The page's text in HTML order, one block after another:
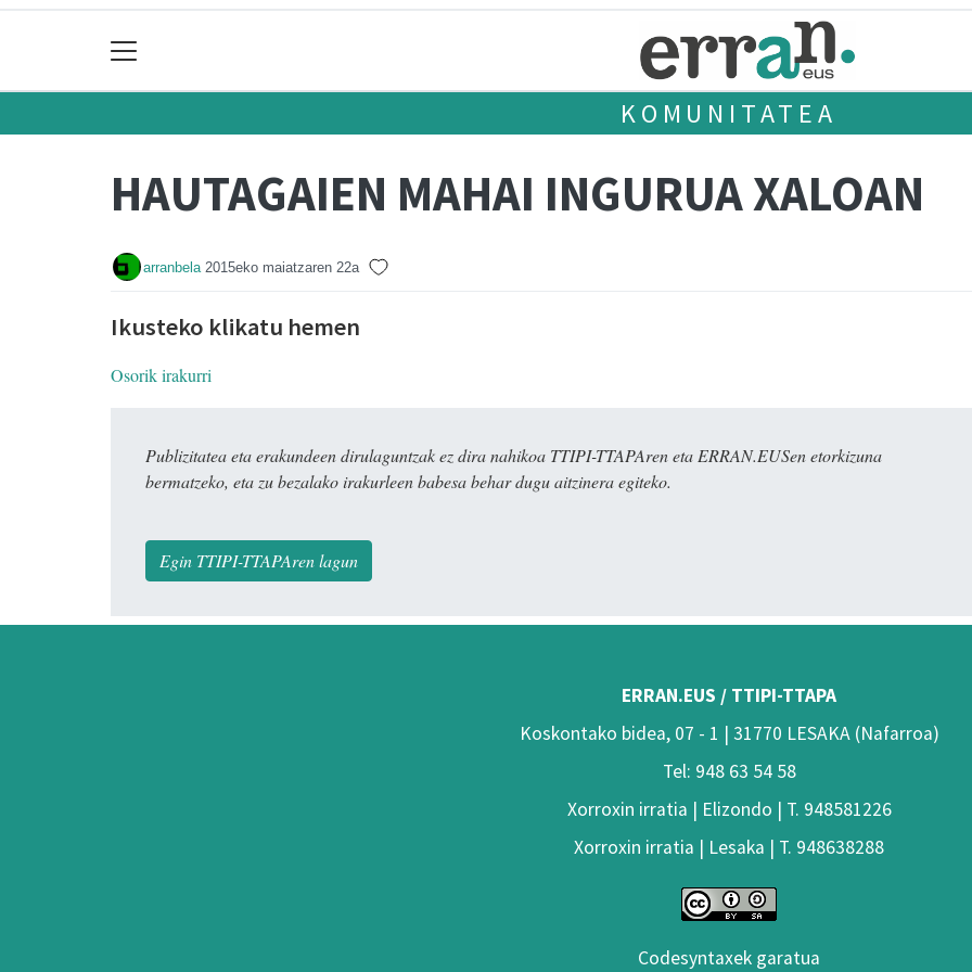
KOMUNITATEA
HAUTAGAIEN MAHAI INGURUA XALOAN
arranbela 2015eko maiatzaren 22a
Ikusteko klikatu hemen
Osorik irakurri
Publizitatea eta erakundeen dirulaguntzak ez dira nahikoa TTIPI-TTAPAren eta ERRAN.EUSen etorkizuna
bermatzeko, eta zu bezalako irakurleen babesa behar dugu aitzinera egiteko.
Egin TTIPI-TTAPAren lagun
ERRAN.EUS / TTIPI-TTAPA
Koskontako bidea, 07 - 1 | 31770 LESAKA (Nafarroa)
Tel: 948 63 54 58
Xorroxin irratia | Elizondo | T. 948581226
Xorroxin irratia | Lesaka | T. 948638288
Codesyntaxek garatua